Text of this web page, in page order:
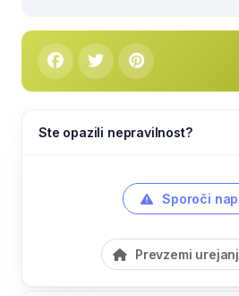
Ste opazili nepravilnost?
Sporoči
Prevzemi